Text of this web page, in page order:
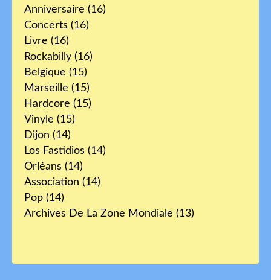
Anniversaire (16)
Concerts (16)
Livre (16)
Rockabilly (16)
Belgique (15)
Marseille (15)
Hardcore (15)
Vinyle (15)
Dijon (14)
Los Fastidios (14)
Orléans (14)
Association (14)
Pop (14)
Archives De La Zone Mondiale (13)